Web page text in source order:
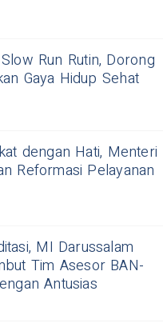
Run Rutin, Dorong
Gaya Hidup Sehat
dengan Hati, Menteri
Reformasi Pelayanan
MI Darussalam
Tim Asesor BAN-
Antusias